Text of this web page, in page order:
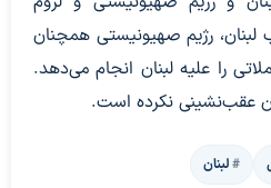
لبنان، رژیم صهیونیستی همچنان
را علیه لبنان انجام می‌دهد.
عقب‌نشینی نکرده است.
لبنان